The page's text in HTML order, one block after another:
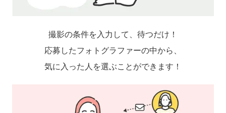
撮影の条件を入力して、待つだけ！
応募したフォトグラファーの中から、
気に入った人を選ぶことができます！